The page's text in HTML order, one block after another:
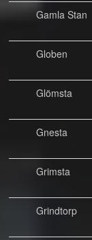
Gamla Stan
Globen
Glömsta
Gnesta
Grimsta
Grindtorp